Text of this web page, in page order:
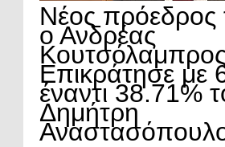
Νέος
ο Ανδρέας
Επικράτησε με
έναντι 38.71%
Δημήτρη